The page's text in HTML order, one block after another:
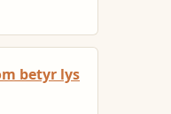
betyr lys